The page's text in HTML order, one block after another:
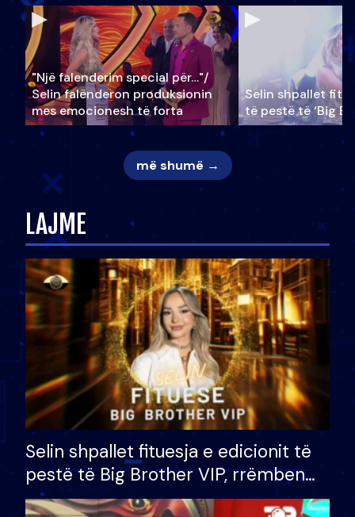
"Një falenderim special për…"/
Selin falënderon produksionin
mes emocionesh të forta
Selin shpallet
të pestë të ‘Big
më shumë →
LAJME
Selin shpallet fituesja e edicionit të
pestë të Big Brother VIP, rrëmben
çmimin e madh prej 100 mijë eurosh